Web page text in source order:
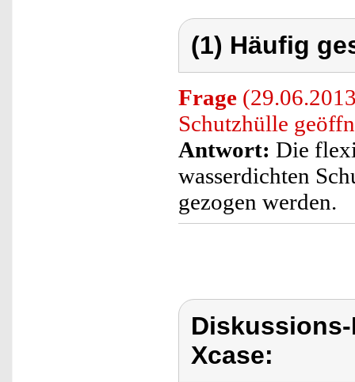
(1) Häufig
Frage
Schutzhülle
Antwort: Die
wasserdichten
gezogen werden.
Xcase: